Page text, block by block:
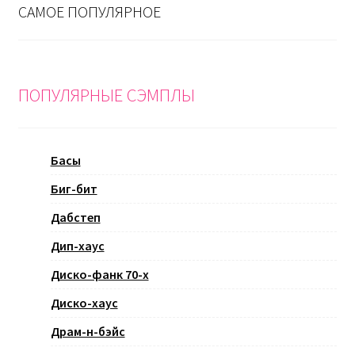
САМОЕ ПОПУЛЯРНОЕ
ПОПУЛЯРНЫЕ СЭМПЛЫ
Басы
Биг-бит
Дабстеп
Дип-хаус
Диско-фанк 70-х
Диско-хаус
Драм-н-бэйс